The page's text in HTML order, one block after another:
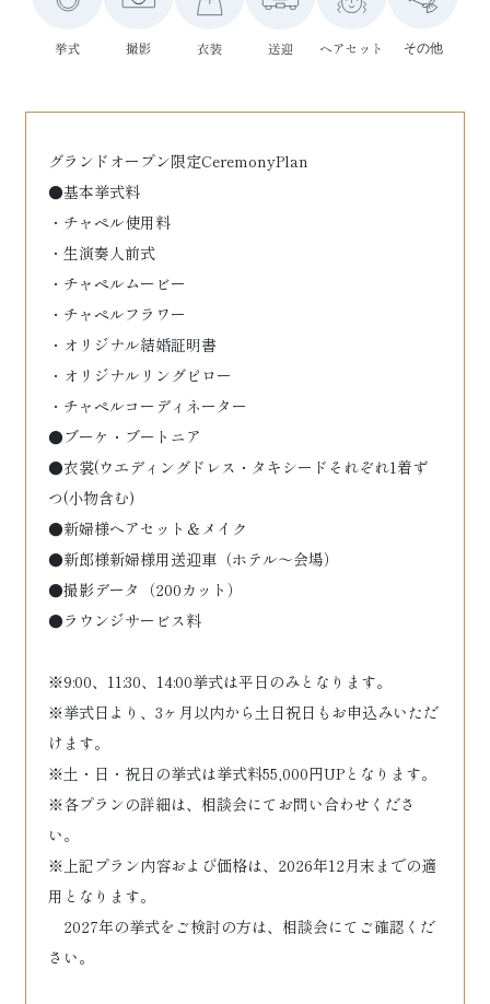
グランドオープン限定CeremonyPlan
●基本挙式料
・チャペル使用料
・生演奏人前式
・チャペルムービー
・チャペルフラワー
・オリジナル結婚証明書
・オリジナルリングピロー
・チャペルコーディネーター
●ブーケ・ブートニア
●衣裳(ウエディングドレス・タキシードそれぞれ1着ず
つ(小物含む)
●新婦様ヘアセット＆メイク
●新郎様新婦様用送迎車（ホテル～会場）
●撮影データ（200カット）
●ラウンジサービス料
※9:00、11:30、14:00挙式は平日のみとなります。
※挙式日より、3ヶ月以内から土日祝日もお申込みいただ
けます。
※土・日・祝日の挙式は挙式料55,000円UPとなります。
※各プランの詳細は、相談会にてお問い合わせくださ
い。
※上記プラン内容および価格は、2026年12月末までの適
用となります。
2027年の挙式をご検討の方は、相談会にてご確認くだ
さい。